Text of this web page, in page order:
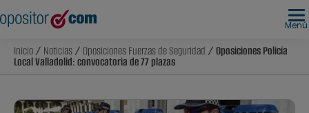
Menú
Inicio/ Noticias/ Oposiciones Fuerzas de Seguridad / Oposiciones Policía
Local Valladolid: convocatoria de 77 plazas